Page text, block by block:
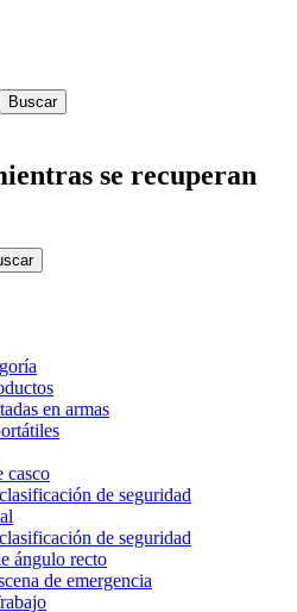
se recuperan
en armas
casco
de seguridad
de seguridad
ángulo recto
de emergencia